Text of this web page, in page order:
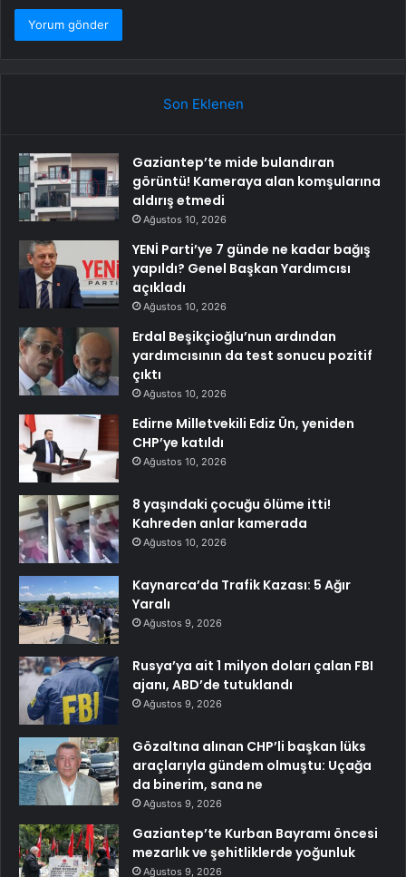
Son Eklenen
Gaziantep’te mide bulandıran
görüntü! Kameraya alan komşularına
aldırış etmedi
Ağustos 10, 2026
YENİ Parti’ye 7 günde ne kadar bağış
yapıldı? Genel Başkan Yardımcısı
açıkladı
Ağustos 10, 2026
Erdal Beşikçioğlu’nun ardından
yardımcısının da test sonucu pozitif
çıktı
Ağustos 10, 2026
Edirne Milletvekili Ediz Ün, yeniden
CHP’ye katıldı
Ağustos 10, 2026
8 yaşındaki çocuğu ölüme itti!
Kahreden anlar kamerada
Ağustos 10, 2026
Kaynarca’da Trafik Kazası: 5 Ağır
Yaralı
Ağustos 9, 2026
Rusya’ya ait 1 milyon doları çalan FBI
ajanı, ABD’de tutuklandı
Ağustos 9, 2026
Gözaltına alınan CHP’li başkan lüks
araçlarıyla gündem olmuştu: Uçağa
da binerim, sana ne
Ağustos 9, 2026
Gaziantep’te Kurban Bayramı öncesi
mezarlık ve şehitliklerde yoğunluk
Ağustos 9, 2026